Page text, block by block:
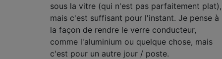
sous la vitre (qui n'est pas parfaitement plat),
mais c'est suffisant pour l'instant. Je pense à
la façon de rendre le verre conducteur,
comme l'aluminium ou quelque chose, mais
c'est pour un autre jour / poste.